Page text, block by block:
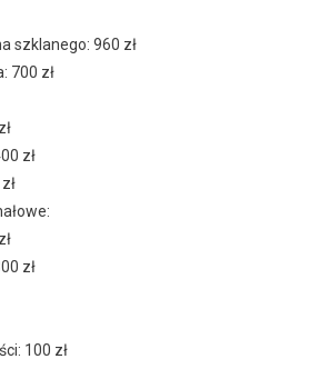
szklanego: 960 zł
700 zł
zł
zł
100 zł